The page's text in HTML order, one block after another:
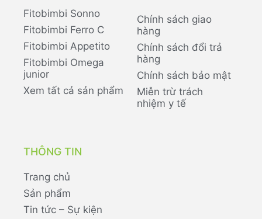
Fitobimbi Sonno
Fitobimbi Ferro C
Fitobimbi Appetito
Fitobimbi Omega
junior
Xem tất cả sản phẩm
Chính sách giao
hàng
Chính sách đổi trả
hàng
Chính sách bảo mật
Miễn trừ trách
nhiệm y tế
THÔNG TIN
Trang chủ
Sản phẩm
Tin tức – Sự kiện